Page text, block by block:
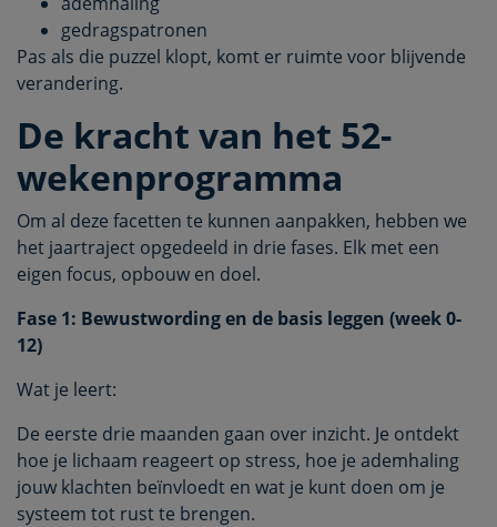
gedragspatronen
Pas als die puzzel klopt, komt er ruimte voor blijvende
verandering.
De kracht van het 52-
wekenprogramma
Om al deze facetten te kunnen aanpakken, hebben we
het jaartraject opgedeeld in drie fases. Elk met een
eigen focus, opbouw en doel.
Fase 1: Bewustwording en de basis leggen (week 0-
12)
Wat je leert:
De eerste drie maanden gaan over inzicht. Je ontdekt
hoe je lichaam reageert op stress, hoe je ademhaling
jouw klachten beïnvloedt en wat je kunt doen om je
systeem tot rust te brengen.